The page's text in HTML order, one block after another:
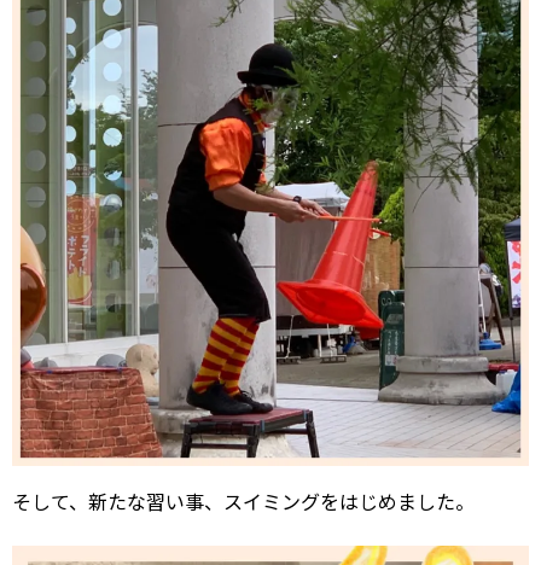
そして、新たな習い事、スイミングをはじめました。